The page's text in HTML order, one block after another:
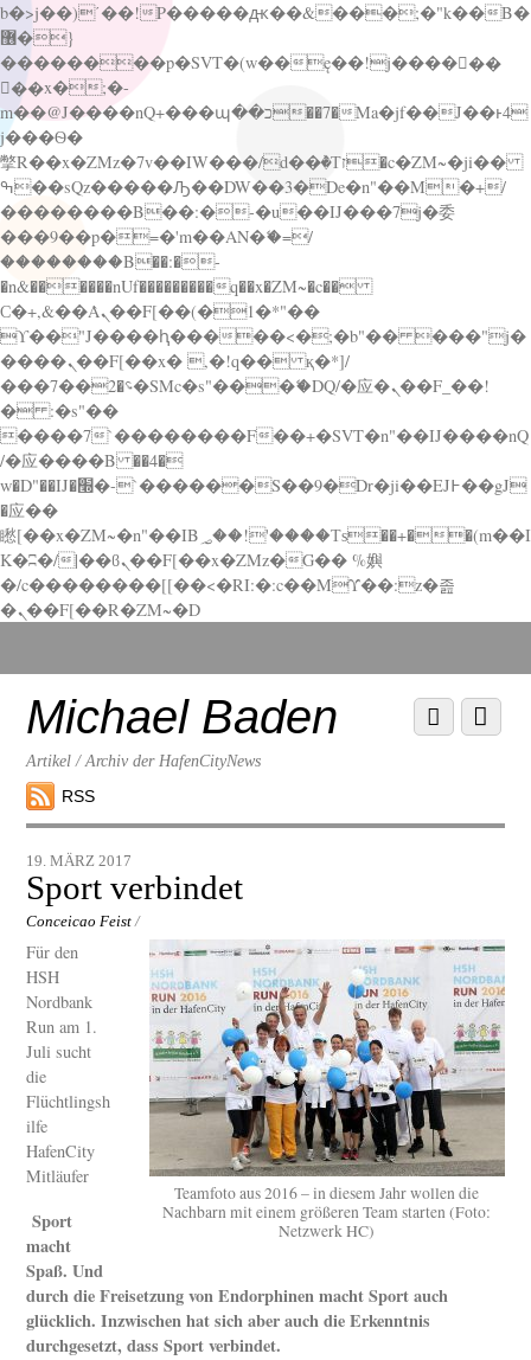
b�>j��)΄��!P�����ԫ��&���;�"k��B�
޶�}
��������p�SVT�(w��ę��!j������
��x�;�-
m��@J����nQ+���պ��כ��7�Ma�jf��J��ͱ4
j���Ѳ�
撆R��x�ZMz�7v��IW���/d��ٞ�Тז�c�ZM~�ji��
ߒ��sQz�����Ԡ��DW��3�De�n"��M�+/
��������B��:�-�u��IJ���7j�委
���9��p�=�'m��AN�ޭ�=/
��������B��:�-
�n&������nUf���������q��x�ZM~�c��
Ϲ�+,&��Ὰܢ��F[��(�1�*"��
ϒ��"J����ԧ�����<�;�b"�� ���"j�
����ܢ��F[��x� ,�!q�� қ�*]/
���؝�2��7�SMc�s"���ޭ�DQ/�应�ܢ��F_��!
� :�s"��
����7`��������F��+�SVT�n"��IJ����nQ
/�应����B ��4�
w�D"��IJ�׭�-`������S��9�Dr�ji��EJ߅��gJ
�应��
矁[��x�ZM~�n"��IB؃��!'����Тѕ��+��(m��I
K�ʭ�/|��ϐܢ��F[��x�ZMz�G�� %嬩
�/c��������[[��<�RI:�:c��MΎ��:z�졾
�ܢ��F[��R�ZM~�D
down
contentMichael Baden
Artikel / Archiv der HafenCityNews
RSS
Menu
Scroll
down
19. MÄRZ 2017
Sport verbindet
Conceicao Feist /
Teamfoto aus 2016 – in diesem Jahr wollen die
Nachbarn mit einem größeren Team starten (Foto:
Netzwerk HC)
Für den
HSH
Nordbank
Run am 1.
Juli sucht
die
Flüchtlingsh
ilfe
HafenCity
Mitläufer
Sport
macht
Spaß. Und
durch die Freisetzung von Endorphinen macht Sport auch
glücklich. Inzwischen hat sich aber auch die Erkenntnis
durchgesetzt, dass Sport verbindet.